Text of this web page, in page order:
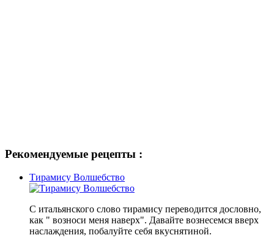
Рекомендуемые рецепты :
Тирамису Волшебство
С итальянского слово тирамису переводится дословно,
как " возноси меня наверх". Давайте вознесемся вверх
наслаждения, побалуйте себя вкуснятиной.